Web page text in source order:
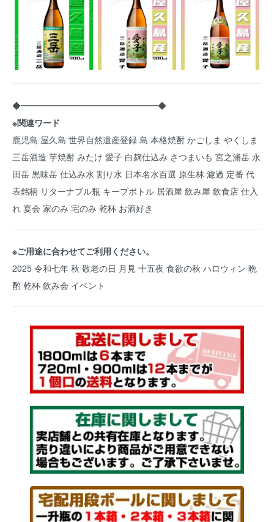
◆━━━━━━━━━━━━━━━━◆
※関連ワード
鹿児島 屋久島 世界自然遺産登録 島 本格焼酎 かごしま やくしま
三岳酒造 芋焼酎 みたけ 愛子 白麹仕込み さつまいも 宮之浦岳 永
田岳 黒味岳 仕込み水 割り水 日本名水百選 原生林 濾過 定番 代
表銘柄 リターナブル瓶 キープボトル 居酒屋 飲み屋 飲食店 仕入
れ 宴会 家のみ 宅のみ 乾杯 お酒好き
※ご用途に合わせてご利用ください。
2025 令和七年 秋 敬老の日 月見 十五夜 食欲の秋 ハロウィン 晩
酌 乾杯 飲み会 イベント